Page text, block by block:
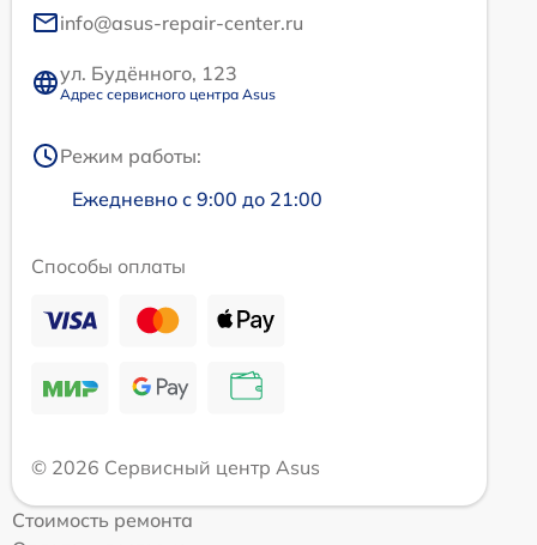
info@asus-repair-center.ru
ул. Будённого, 123
Адрес сервисного центра Asus
Режим работы:
Ежедневно с 9:00 до 21:00
Способы оплаты
© 2026 Сервисный центр Asus
Стоимость ремонта